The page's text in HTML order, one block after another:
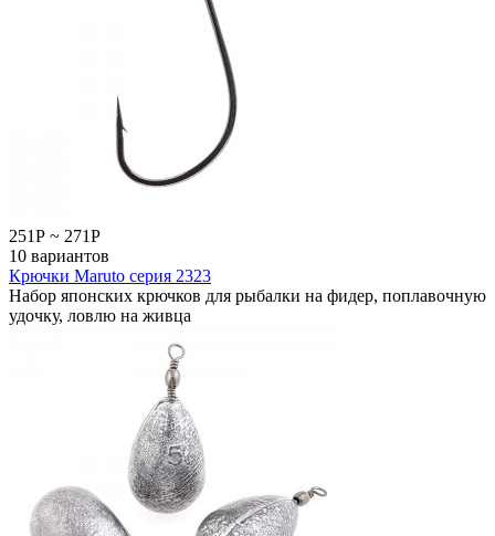
251Р ~ 271Р
10 вариантов
Крючки Maruto серия 2323
Набор японских крючков для рыбалки на фидер, поплавочную
удочку, ловлю на живца